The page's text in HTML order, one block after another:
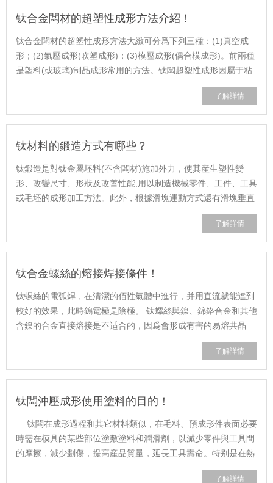
钛合金闆材的超塑性成形方法介紹！
钛合金闆材的超塑性成形方法大緻可分爲下列三種：(1)真空成
形；(2)氣壓成形(吹塑成形)；(3)模壓成形(偶合模成形)。前兩種
是塑料(或玻璃)制品成形常用的方法。钛闆超塑性成形因屬于粘
了解詳情
钛材料的鍛造方式有哪些？
钛鍛造是對钛金屬坯料(不含闆材)施加外力，使其産生塑性變
形、改變尺寸、形狀及改善性能,用以制造機械零件、工件、工具
或毛坯的成形加工方法。此外，根據滑塊運動方式還有滑塊垂直
了解詳情
钛合金螺絲的熔接焊接條件！
钛螺絲的電弧焊，在清潔的佰性氣體中進行，并用直流就能達到
較好的效果，此時鎢電極是陰極。 钛螺絲與鎳、錦鉻合金和其他
含鎳的合金直接熔接是不适合的，因爲會形成有害的易熔共晶
了解詳情
钛闆沖壓成形使用塗料的目的！
钛闆在成形過程和其它材料類似，在毛料、預成形件表面必要
時需在模具的某些部位塗敷塗料和潤滑劑，以減少零件與工具間
的摩擦，減少劃傷，提高産品質量，延長工具壽命。特别是在熱
了解詳情